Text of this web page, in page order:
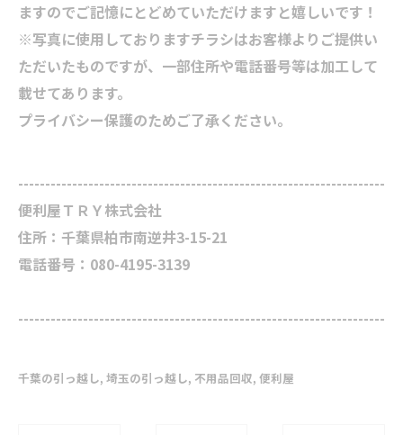
ますのでご記憶にとどめていただけますと嬉しいです！
※写真に使用しておりますチラシはお客様よりご提供い
ただいたものですが、一部住所や電話番号等は加工して
載せてあります。
プライバシー保護のためご了承ください。
--------------------------------------------------------------------
便利屋ＴＲＹ株式会社
住所：千葉県柏市南逆井3-15-21
電話番号：080-4195-3139
--------------------------------------------------------------------
千葉の引っ越し 埼玉の引っ越し 不用品回収 便利屋